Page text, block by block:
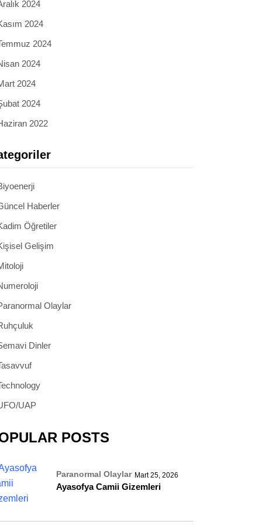
2024
2024
2024
2024
2024
2024
2022
Haberler
Öğretiler
Gelişim
Olaylar
Dinler
UAP
POSTS
Paranormal Olaylar Mart 25, 2026
Ayasofya Camii Gizemleri